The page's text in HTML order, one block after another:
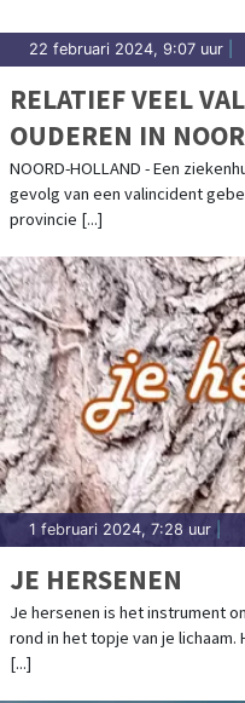
22 februari 2024, 9:07 uur
RELATIEF VEEL
OUDEREN IN
NOORD-HOLLAND - Een
gevolg van een valincident
provincie [...]
1 februari 2024, 7:28 uur
JE HERSENEN
Je hersenen is het instrument
rond in het topje van je
[...]